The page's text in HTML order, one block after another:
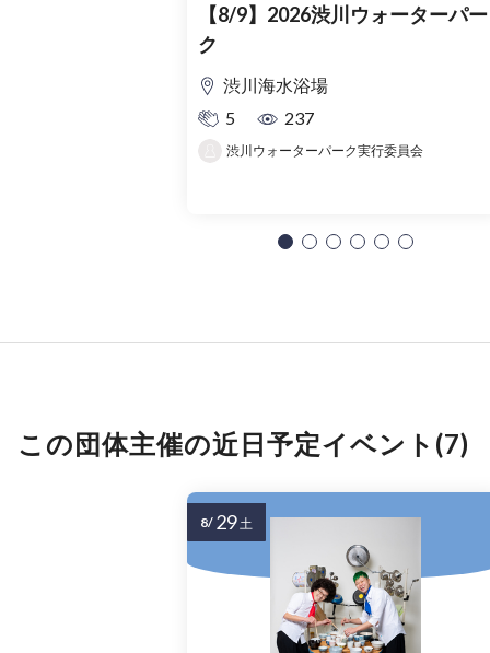
【8/9】2026渋川ウォーターパー
ク
渋川海水浴場
5
237
渋川ウォーターパーク実行委員会
この団体主催の近日予定イベント(7)
8/ 29土